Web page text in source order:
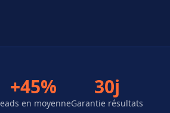
+45%
en moyenne
30j
Garantie résultats